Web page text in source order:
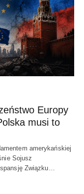
Europy
musi to
amerykańskiej
Sojusz
Związku…